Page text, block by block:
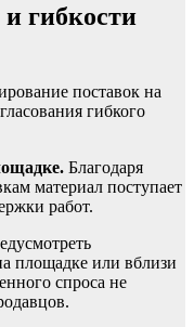
гибкости
поставок на
гибкого
Благодаря
материал поступает
работ.
площадке или вблизи
спроса не